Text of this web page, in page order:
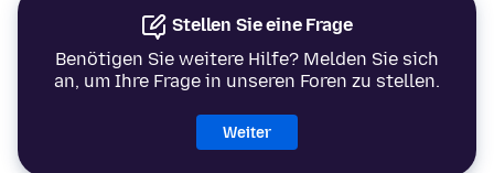
Stellen Sie eine Frage
Benötigen Sie weitere Hilfe? Melden Sie sich
an, um Ihre Frage in unseren Foren zu stellen.
Weiter